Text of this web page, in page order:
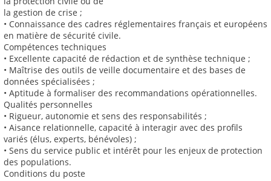
la gestion de crise ;
• Connaissance des cadres réglementaires français et européens
en matière de sécurité civile.
Compétences techniques
• Excellente capacité de rédaction et de synthèse technique ;
• Maîtrise des outils de veille documentaire et des bases de
données spécialisées ;
• Aptitude à formaliser des recommandations opérationnelles.
Qualités personnelles
• Rigueur, autonomie et sens des responsabilités ;
• Aisance relationnelle, capacité à interagir avec des profils
variés (élus, experts, bénévoles) ;
• Sens du service public et intérêt pour les enjeux de protection
des populations.
Conditions du poste